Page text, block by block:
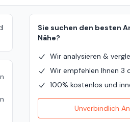
Sie suchen den besten
Nähe?
Wir analysieren &
Wir empfehlen Ihnen 3
100% kostenlos und
Unverbindlich